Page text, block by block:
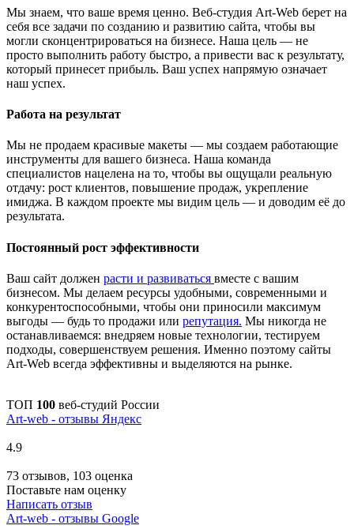
Мы знаем, что ваше время ценно. Веб-студия Art-Web берет на
себя все задачи по созданию и развитию сайта, чтобы вы
могли сконцентрироваться на бизнесе. Наша цель — не
просто выполнить работу быстро, а привести вас к результату,
который принесет прибыль. Ваш успех напрямую означает
наш успех.
Работа на результат
Мы не продаем красивые макеты — мы создаем работающие
инструменты для вашего бизнеса. Наша команда
специалистов нацелена на то, чтобы вы ощущали реальную
отдачу: рост клиентов, повышение продаж, укрепление
имиджа. В каждом проекте мы видим цель — и доводим её до
результата.
Постоянный рост эффективности
Ваш сайт должен расти и развиваться вместе с вашим
бизнесом. Мы делаем ресурсы удобными, современными и
конкурентоспособными, чтобы они приносили максимум
выгоды — будь то продажи или репутация. Мы никогда не
останавливаемся: внедряем новые технологии, тестируем
подходы, совершенствуем решения. Именно поэтому сайты
Art-Web всегда эффективны и выделяются на рынке.
ТОП 100 веб-студий России
Art-web - отзывы Яндекс
4.9
73 отзывов, 103 оценка
Поставьте нам оценку
Написать отзыв
Art-web - отзывы Google